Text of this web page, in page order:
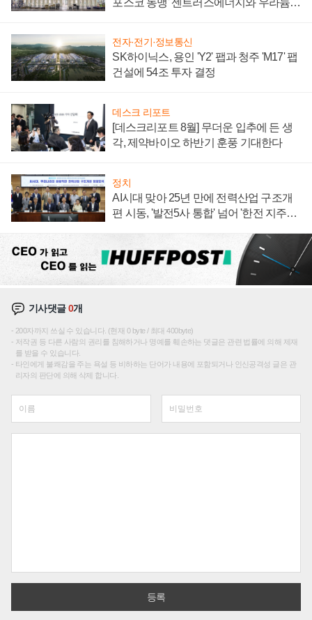
전자·전기·정보통신
SK하이닉스, 용인 'Y2' 팹과 청주 'M17' 팹
건설에 54조 투자 결정
데스크 리포트
[데스크리포트 8월] 무더운 입추에 든 생
각, 제약바이오 하반기 훈풍 기대한다
정치
AI시대 맞아 25년 만에 전력산업 구조개
편 시동, '발전5사 통합' 넘어 '한전 지주사'
기사댓글0개
200자까지 쓰실 수 있습니다. (현재 0 byte / 최대 400byte)
저작권 등 다른 사람의 권리를 침해하거나 명예를 훼손하는 댓글은 관련 법률에 의해 제재
를 받을 수 있습니다.
타인에게 불쾌감을 주는 욕설 등 비하하는 단어가 내용에 포함되거나 인신공격성 글은 관
리자의 판단에 의해 삭제 합니다.